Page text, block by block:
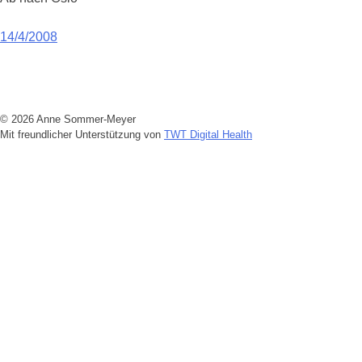
Beitragsnavigation
14/4/2008
© 2026 Anne Sommer-Meyer
Mit freundlicher Unterstützung von TWT Digital Health